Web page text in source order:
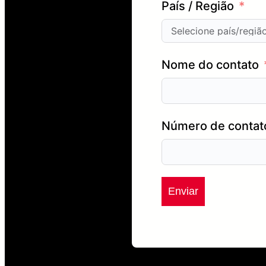
País / Região
Nome do contato
Número de
Enviar